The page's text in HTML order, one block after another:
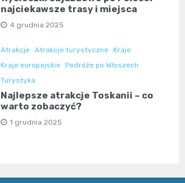
najciekawsze trasy i miejsca
4 grudnia 2025
Atrakcje Atrakcje turystyczne Kraje
Kraje europejskie Podróże po Włoszech
Turystyka
Najlepsze atrakcje Toskanii – co
warto zobaczyć?
1 grudnia 2025